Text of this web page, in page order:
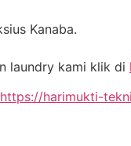
Kanaba.
laundry kami klik di
https://harimukti-